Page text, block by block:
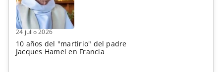
24 julio 2026
10 años del "martirio" del padre
Jacques Hamel en Francia